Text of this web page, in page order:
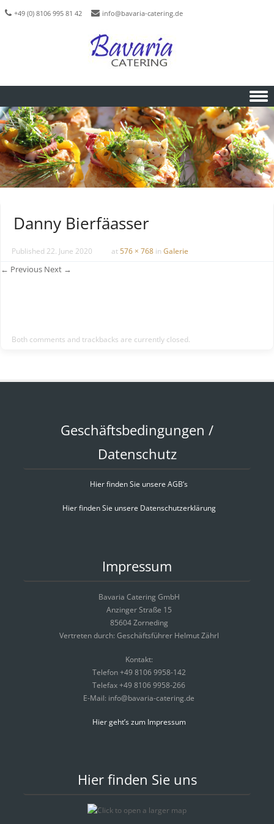
+49 (0) 8106 995 81 42 info@bavaria-catering.de
Skip to content
Danny Bierfäasser
Published 22. June 2020 at576 × 768 in Galerie
← Previous Next →
Both comments and trackbacks are currently closed.
Geschäftsbedingungen /
Datenschutz
Hier finden Sie unsere AGB’s
Hier finden Sie unsere Datenschutzerklärung
Impressum
Bavaria Catering GmbH
Anzinger Straße 15
85604 Zorneding
Vertreten durch: Geschäftsführer Helmut Zährl
Kontakt:
Telefon +49 8106 9958-142
Telefax +49 8106 9958-266
E-Mail: info@bavaria-catering.de
Hier geht’s zum Impressum
Hier finden Sie uns